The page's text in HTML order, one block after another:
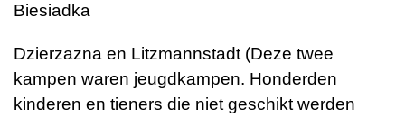
Biesiadka
Dzierzazna en Litzmannstadt (Deze twee
kampen waren jeugdkampen. Honderden
kinderen en tieners die niet geschikt werden